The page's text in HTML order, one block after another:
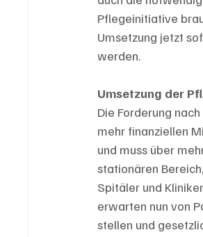
Pflegeinitiative
Umsetzung jetzt
werden.
Umsetzung der
Die Forderung
mehr finanziellen
und muss über
stationären
Spitäler und
erwarten nun von
stellen und